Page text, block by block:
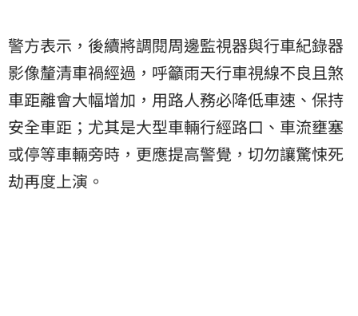
警方表示，後續將調閱周邊監視器與行車紀錄器
影像釐清車禍經過，呼籲雨天行車視線不良且煞
車距離會大幅增加，用路人務必降低車速、保持
安全車距；尤其是大型車輛行經路口、車流壅塞
或停等車輛旁時，更應提高警覺，切勿讓驚悚死
劫再度上演。